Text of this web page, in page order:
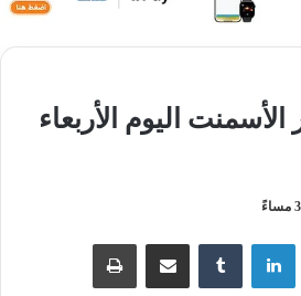
اليوم الأربعاء
لينكدإن مشاركة عبر البريد طباعة